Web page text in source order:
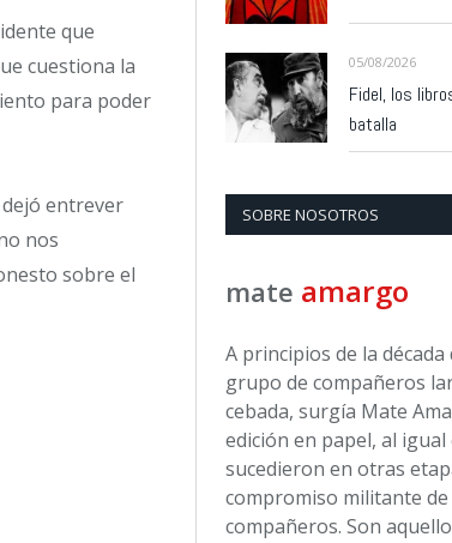
que
cuestiona la
para poder
entrever
nos
sobre el
05/08/2026
Fidel, los
batalla
SOBRE NOSOTROS
mate amargo
A principios de la
grupo de compañeros
cebada, surgía Mate
edición en papel, al igual
sucedieron en otras
compromiso militante de
compañeros. Son